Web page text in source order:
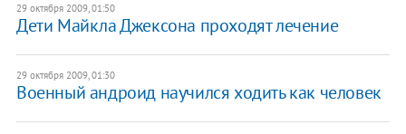
29 октября 2009, 01:50
Дети Майкла Джексона проходят лечение
29 октября 2009, 01:30
Военный андроид научился ходить как человек